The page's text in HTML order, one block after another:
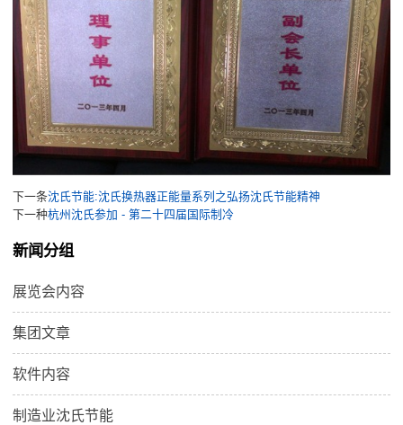
下一条沈氏节能:沈氏换热器正能量系列之弘扬沈氏节能精神
下一种杭州沈氏参加 - 第二十四届国际制冷
新闻分组
展览会内容
集团文章
软件内容
制造业沈氏节能